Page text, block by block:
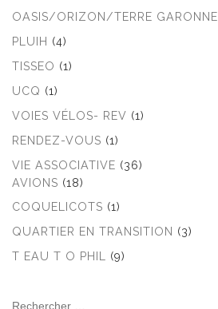
OASIS/ORIZON/TERRE GARONNE
PLUIH (4)
TISSEO (1)
UCQ (1)
VOIES VÉLOS- REV (1)
RENDEZ-VOUS (1)
VIE ASSOCIATIVE (36)
AVIONS (18)
COQUELICOTS (1)
QUARTIER EN TRANSITION (3)
T EAU T O PHIL (9)
RECHERCHER